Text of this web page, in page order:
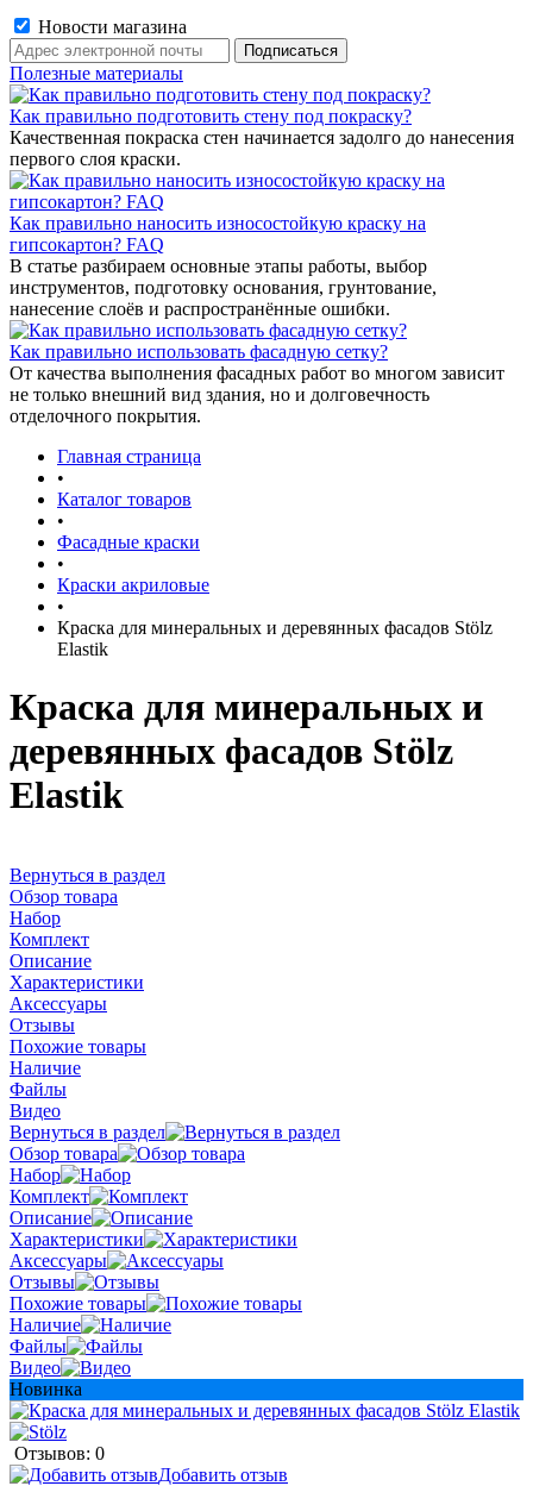
Новости магазина
Полезные материалы
Как правильно подготовить стену под покраску?
Качественная покраска стен начинается задолго до нанесения
первого слоя краски.
Как правильно наносить износостойкую краску на
гипсокартон? FAQ
В статье разбираем основные этапы работы, выбор
инструментов, подготовку основания, грунтование,
нанесение слоёв и распространённые ошибки.
Как правильно использовать фасадную сетку?
От качества выполнения фасадных работ во многом зависит
не только внешний вид здания, но и долговечность
отделочного покрытия.
Главная страница
•
Каталог товаров
•
Фасадные краски
•
Краски акриловые
•
Краска для минеральных и деревянных фасадов Stölz
Elastik
Краска для минеральных и
деревянных фасадов Stölz
Elastik
Вернуться в раздел
Обзор товара
Набор
Комплект
Описание
Характеристики
Аксессуары
Отзывы
Похожие товары
Наличие
Файлы
Видео
Вернуться в раздел
Обзор товара
Набор
Комплект
Описание
Характеристики
Аксессуары
Отзывы
Похожие товары
Наличие
Файлы
Видео
Новинка
Отзывов: 0
Добавить отзыв